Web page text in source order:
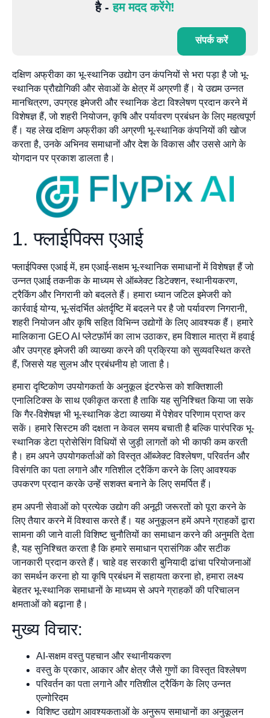
है -हम मदद करेंगे!
संपर्क करें
दक्षिण अफ्रीका का भू-स्थानिक उद्योग उन कंपनियों से भरा पड़ा है जो भू-
स्थानिक प्रौद्योगिकी और सेवाओं के क्षेत्र में अग्रणी हैं। ये उद्यम उन्नत
मानचित्रण, उपग्रह इमेजरी और स्थानिक डेटा विश्लेषण प्रदान करने में
विशेषज्ञ हैं, जो शहरी नियोजन, कृषि और पर्यावरण प्रबंधन के लिए महत्वपूर्ण
हैं। यह लेख दक्षिण अफ्रीका की अग्रणी भू-स्थानिक कंपनियों की खोज
करता है, उनके अभिनव समाधानों और देश के विकास और उससे आगे के
योगदान पर प्रकाश डालता है।
1. फ्लाईपिक्स एआई
फ्लाईपिक्स एआई में, हम एआई-सक्षम भू-स्थानिक समाधानों में विशेषज्ञ हैं जो
उन्नत एआई तकनीक के माध्यम से ऑब्जेक्ट डिटेक्शन, स्थानीयकरण,
ट्रैकिंग और निगरानी को बदलते हैं। हमारा ध्यान जटिल इमेजरी को
कार्रवाई योग्य, भू-संदर्भित अंतर्दृष्टि में बदलने पर है जो पर्यावरण निगरानी,
शहरी नियोजन और कृषि सहित विभिन्न उद्योगों के लिए आवश्यक हैं। हमारे
मालिकाना GEO AI प्लेटफ़ॉर्म का लाभ उठाकर, हम विशाल मात्रा में हवाई
और उपग्रह इमेजरी की व्याख्या करने की प्रक्रिया को सुव्यवस्थित करते
हैं, जिससे यह सुलभ और प्रबंधनीय हो जाता है।
हमारा दृष्टिकोण उपयोगकर्ता के अनुकूल इंटरफेस को शक्तिशाली
एनालिटिक्स के साथ एकीकृत करता है ताकि यह सुनिश्चित किया जा सके
कि गैर-विशेषज्ञ भी भू-स्थानिक डेटा व्याख्या में पेशेवर परिणाम प्राप्त कर
सकें। हमारे सिस्टम की दक्षता न केवल समय बचाती है बल्कि पारंपरिक भू-
स्थानिक डेटा प्रोसेसिंग विधियों से जुड़ी लागतों को भी काफी कम करती
है। हम अपने उपयोगकर्ताओं को विस्तृत ऑब्जेक्ट विश्लेषण, परिवर्तन और
विसंगति का पता लगाने और गतिशील ट्रैकिंग करने के लिए आवश्यक
उपकरण प्रदान करके उन्हें सशक्त बनाने के लिए समर्पित हैं।
हम अपनी सेवाओं को प्रत्येक उद्योग की अनूठी जरूरतों को पूरा करने के
लिए तैयार करने में विश्वास करते हैं। यह अनुकूलन हमें अपने ग्राहकों द्वारा
सामना की जाने वाली विशिष्ट चुनौतियों का समाधान करने की अनुमति देता
है, यह सुनिश्चित करता है कि हमारे समाधान प्रासंगिक और सटीक
जानकारी प्रदान करते हैं। चाहे वह सरकारी बुनियादी ढांचा परियोजनाओं
का समर्थन करना हो या कृषि प्रबंधन में सहायता करना हो, हमारा लक्ष्य
बेहतर भू-स्थानिक समाधानों के माध्यम से अपने ग्राहकों की परिचालन
क्षमताओं को बढ़ाना है।
मुख्य विचार:
AI-सक्षम वस्तु पहचान और स्थानीयकरण
वस्तु के प्रकार, आकार और क्षेत्र जैसे गुणों का विस्तृत विश्लेषण
परिवर्तन का पता लगाने और गतिशील ट्रैकिंग के लिए उन्नत
एल्गोरिदम
विशिष्ट उद्योग आवश्यकताओं के अनुरूप समाधानों का अनुकूलन